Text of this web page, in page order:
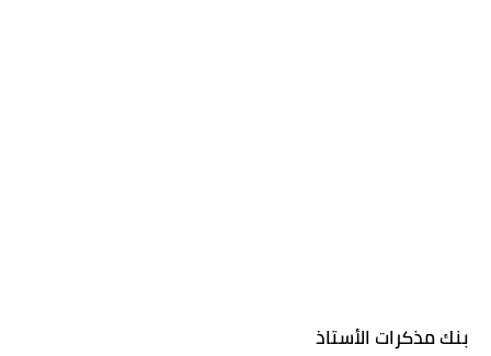
بنك مذكرات الأستاذ